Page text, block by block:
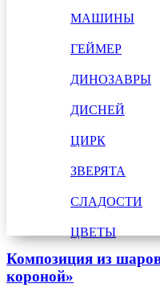
МАШИНЫ
ГЕЙМЕР
ДИНОЗАВРЫ
ДИСНЕЙ
ЦИРК
ЗВЕРЯТА
СЛАДОСТИ
ЦВЕТЫ
Композиция из
короной»